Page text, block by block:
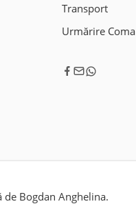
Transport
Urmărire
de Bogdan Anghelina.